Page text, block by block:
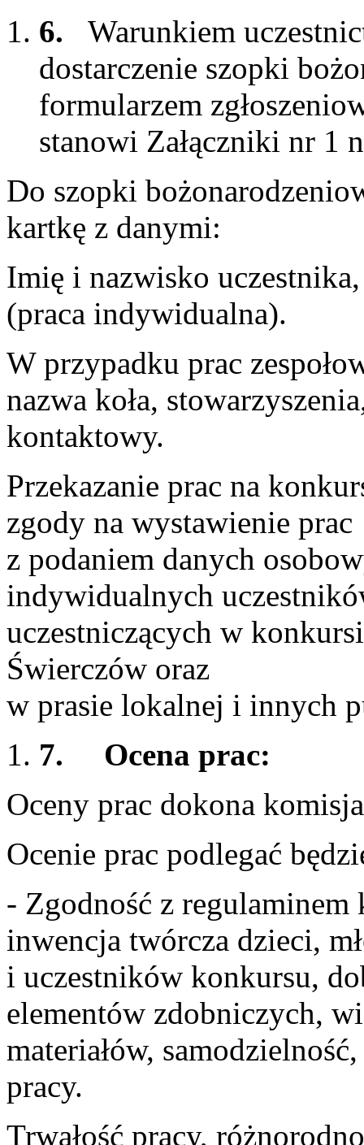
6. Warunkiem
dostarczenie szopki
formularzem
stanowi Załączniki nr 1
Do szopki
kartkę z danymi:
Imię i nazwisko
(praca indywidualna).
W przypadku prac
nazwa koła,
kontaktowy.
Przekazanie prac na
zgody na wystawienie prac
z podaniem danych
indywidualnych
uczestniczących w
Świerczów oraz
w prasie lokalnej i innych
7. Ocena prac:
Oceny prac dokona
Ocenie prac podlegać
- Zgodność z regulaminem
inwencja twórcza dzieci,
i uczestników konkursu,
elementów zdobniczych,
materiałów,
pracy.
Trwałość pracy,